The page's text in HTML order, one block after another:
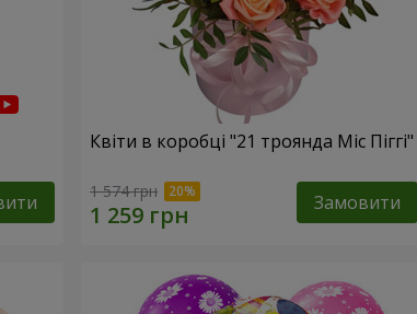
Квіти в коробці "21 троянда Міс Піггі"
1 574 грн Замовити